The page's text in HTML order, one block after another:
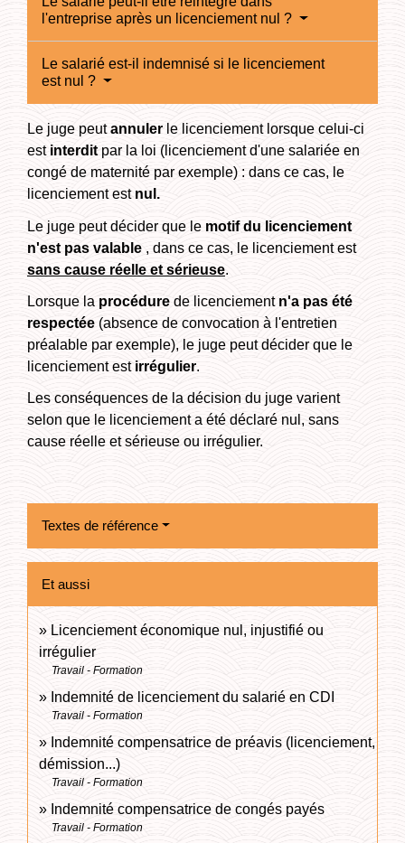
l'entreprise après un licenciement nul ?
Le salarié est-il indemnisé si le licenciement
est nul ?
Le juge peutannuler le licenciement lorsque celui-ci
est interditpar la loi (licenciement d'une salariée en
congé de maternité par exemple) : dans ce cas, le
licenciement est nul .
Le juge peut décider que le motif du licenciement
n'est pas valable , dans ce cas, le licenciement est
sans cause réelle et sérieuse.
Lorsque la procédure de licenciementn'a pas été
respectée (absence de convocation à l'entretien
préalable par exemple), le juge peut décider que le
licenciement est irrégulier.
Les conséquences de la décision du juge varient
selon que le licenciement a été déclaré nul, sans
cause réelle et sérieuse ou irrégulier.
Textes de référence
Et aussi
Licenciement économique nul, injustifié ou
irrégulier
Travail - Formation
Indemnité de licenciement du salarié en CDI
Travail - Formation
Indemnité compensatrice de préavis (licenciement,
démission...)
Travail - Formation
Indemnité compensatrice de congés payés
Travail - Formation